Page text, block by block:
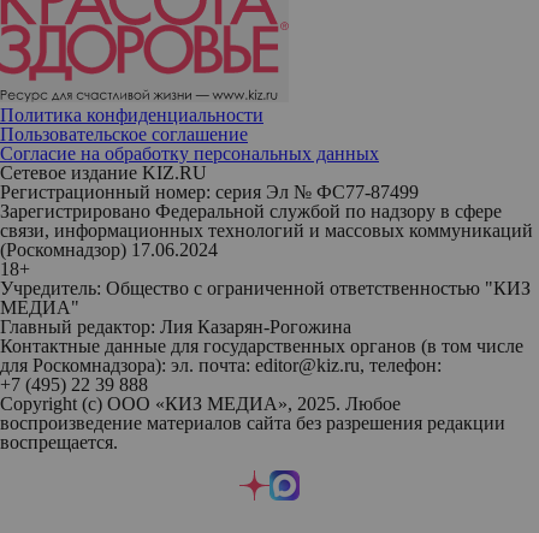
Политика конфиденциальности
Пользовательское соглашение
Согласие на обработку персональных данных
Сетевое издание KIZ.RU
Регистрационный номер: серия Эл № ФС77-87499
Зарегистрировано Федеральной службой по надзору в сфере
связи, информационных технологий и массовых коммуникаций
(Роскомнадзор) 17.06.2024
18+
Учредитель: Общество с ограниченной ответственностью "КИЗ
МЕДИА"
Главный редактор: Лия Казарян-Рогожина
Контактные данные для государственных органов (в том числе
для Роскомнадзора): эл. почта: editor@kiz.ru, телефон:
+7 (495) 22 39 888
Copyright (с) ООО «КИЗ МЕДИА», 2025. Любое
воспроизведение материалов сайта без разрешения редакции
воспрещается.